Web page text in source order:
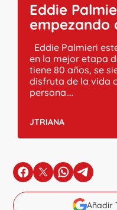
Eddie
empezando
Eddie Palmieri
en la mejor etapa
tiene 80 años, se
disfruta de la vida
persona....
JTRIANA
en Facebook
en Xen Whatsapp
en
Añadir